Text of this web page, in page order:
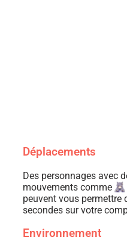
Déplacements
Des personnages avec
mouvements comme
peuvent vous permettre
secondes sur votre
Environnement